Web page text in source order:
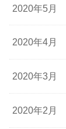
2020年5月
2020年4月
2020年3月
2020年2月